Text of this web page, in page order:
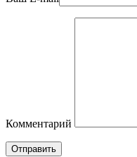
Комментарий